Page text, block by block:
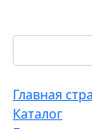
Главная
Каталог